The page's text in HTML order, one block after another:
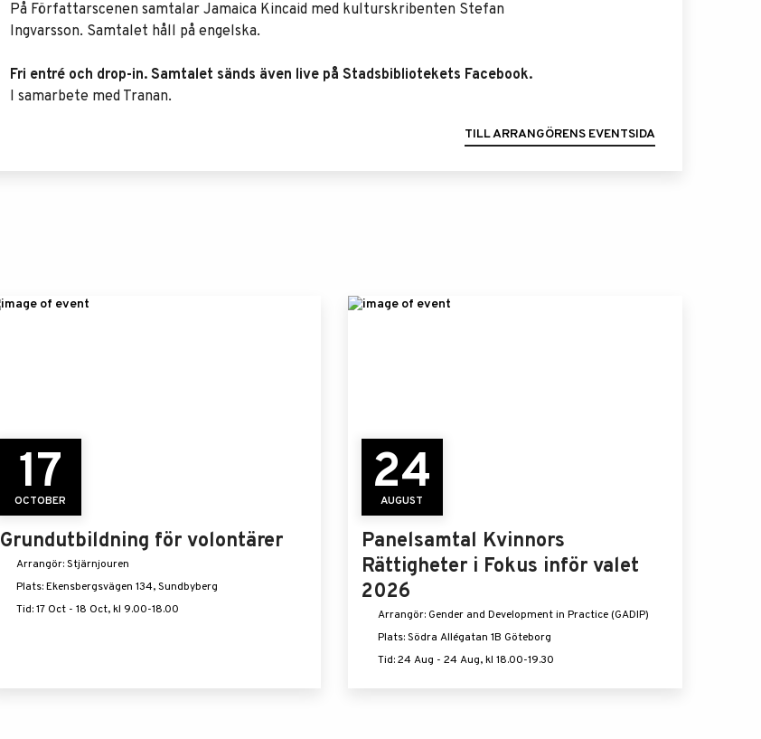
På Författarscenen samtalar Jamaica Kincaid med kulturskribenten Stefan
Ingvarsson. Samtalet håll på engelska.
Fri entré och drop-in. Samtalet sänds även live på Stadsbibliotekets Facebook.
I samarbete med Tranan.
TILL ARRANGÖRENS EVENTSIDA
17
OCTOBER
Grundutbildning för volontärer
Arrangör: Stjärnjouren
Plats: Ekensbergsvägen 134, Sundbyberg
Tid: 17 Oct - 18 Oct, kl 9.00-18.00
24
AUGUST
Panelsamtal Kvinnors
Rättigheter i Fokus inför valet
2026
Arrangör: Gender and Development in Practice (GADIP)
Plats: Södra Allégatan 1B Göteborg
Tid: 24 Aug - 24 Aug, kl 18.00-19.30